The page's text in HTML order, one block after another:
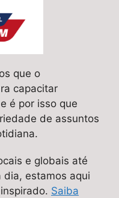
que o
capacitar
é por isso que
de assuntos
e globais até
dia, estamos aqui
Saiba